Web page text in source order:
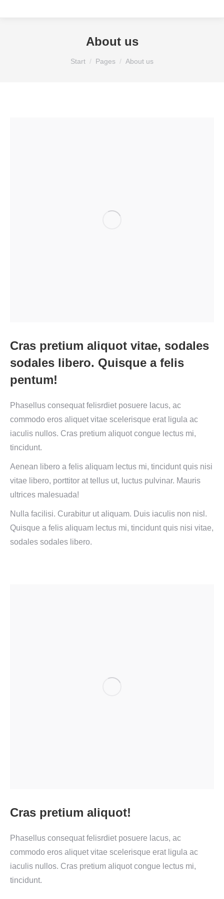
About us
Sie befinden sich hier:
Start Pages About us
Cras pretium aliquot vitae, sodales
sodales libero. Quisque a felis
pentum!
Phasellus consequat felisrdiet posuere lacus, ac
commodo eros aliquet vitae scelerisque erat ligula ac
iaculis nullos. Cras pretium aliquot congue lectus mi,
tincidunt.
Aenean libero a felis aliquam lectus mi, tincidunt quis nisi
vitae libero, porttitor at tellus ut, luctus pulvinar. Mauris
ultrices malesuada!
Nulla facilisi. Curabitur ut aliquam. Duis iaculis non nisl.
Quisque a felis aliquam lectus mi, tincidunt quis nisi vitae,
sodales sodales libero.
Cras pretium aliquot!
Phasellus consequat felisrdiet posuere lacus, ac
commodo eros aliquet vitae scelerisque erat ligula ac
iaculis nullos. Cras pretium aliquot congue lectus mi,
tincidunt.